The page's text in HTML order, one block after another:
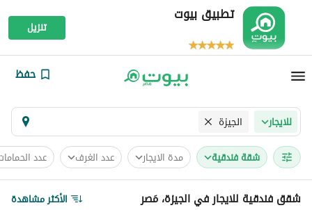
تطبيق بيوت
تنزيل
حفظ
للايجار الجيزة
شقة فندقية مدة الايجار عدد الغرف عدد
شقق فندقية للايجار في الجيزة، مَصر الأكثر مشاهدة